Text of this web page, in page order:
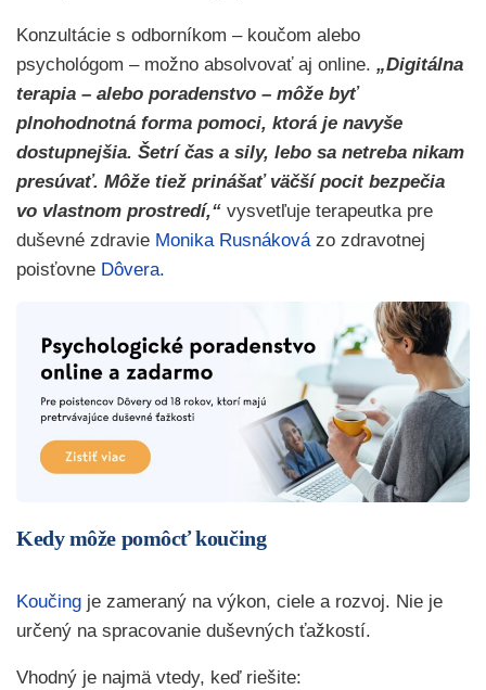
Konzultácie s odborníkom – koučom alebo
psychológom – možno absolvovať aj online. „Digitálna
terapia – alebo poradenstvo – môže byť
plnohodnotná forma pomoci, ktorá je navyše
dostupnejšia. Šetrí čas a sily, lebo sa netreba nikam
presúvať. Môže tiež prinášať väčší pocit bezpečia
vo vlastnom prostredí,“ vysvetľuje terapeutka pre
duševné zdravie Monika Rusnáková zo zdravotnej
poisťovne Dôvera.
Kedy môže pomôcť koučing
Koučing je zameraný na výkon, ciele a rozvoj. Nie je
určený na spracovanie duševných ťažkostí.
Vhodný je najmä vtedy, keď riešite: